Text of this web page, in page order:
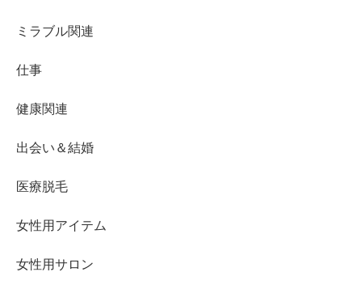
ミラブル関連
仕事
健康関連
出会い＆結婚
医療脱毛
女性用アイテム
女性用サロン